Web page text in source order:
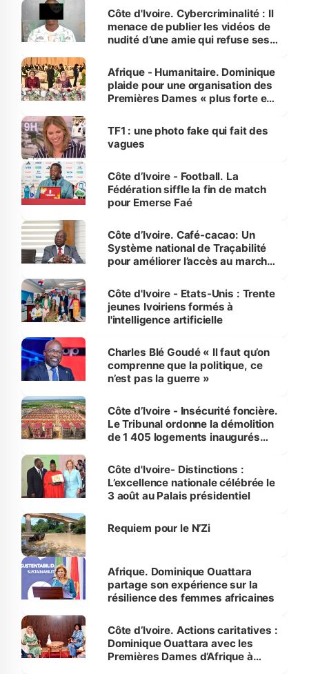
des Transports
Côte d'Ivoire. Cybercriminalité : Il
menace de publier les vidéos de
nudité d’une amie qui refuse ses
Afrique - Humanitaire. Dominique
plaide pour une organisation des
Premières Dames « plus forte et
sur la scène internationale »
TF1 : une photo fake qui fait des
vagues
Côte d’Ivoire - Football. La
Fédération siffle la fin de match
pour Emerse Faé
Côte d’Ivoire. Café-cacao: Un
Système national de Traçabilité
pour améliorer l’accès au marché
Côte d'Ivoire - Etats-Unis : Trente
jeunes Ivoiriens formés à
l'intelligence artificielle
Charles Blé Goudé « Il faut qu’on
comprenne que la politique, ce
n’est pas la guerre »
Côte d’Ivoire - Insécurité foncière.
Le Tribunal ordonne la démolition
de 1 405 logements inaugurés
Bassam
Côte d'Ivoire- Distinctions :
L’excellence nationale célébrée le
3 août au Palais présidentiel
Requiem pour le N’Zi
Afrique. Dominique Ouattara
partage son expérience sur la
résilience des femmes africaines
Côte d’Ivoire. Actions caritatives :
Dominique Ouattara avec les
Premières Dames d’Afrique à